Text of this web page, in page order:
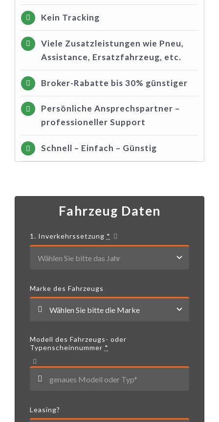
Kein Tracking
Viele Zusatzleistungen wie Pneu,
Assistance, Ersatzfahrzeug, etc.
Broker-Rabatte bis 30% günstiger
Persönliche Ansprechspartner –
professioneller Support
Schnell – Einfach – Günstig
Fahrzeug Daten
1. Inverkehrssetzung *
Marke des Fahrzeugs
Modell des Fahrzeugs- oder
Typenscheinnummer *
Leasing?